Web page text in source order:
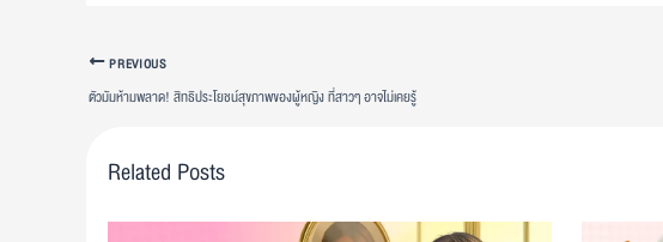
PREVIOUS
ตัวมัมห้ามพลาด! สิทธิประโยชน์สุขภาพของผู้หญิง ที่สาวๆ อาจไม่เคยรู้
Related Posts